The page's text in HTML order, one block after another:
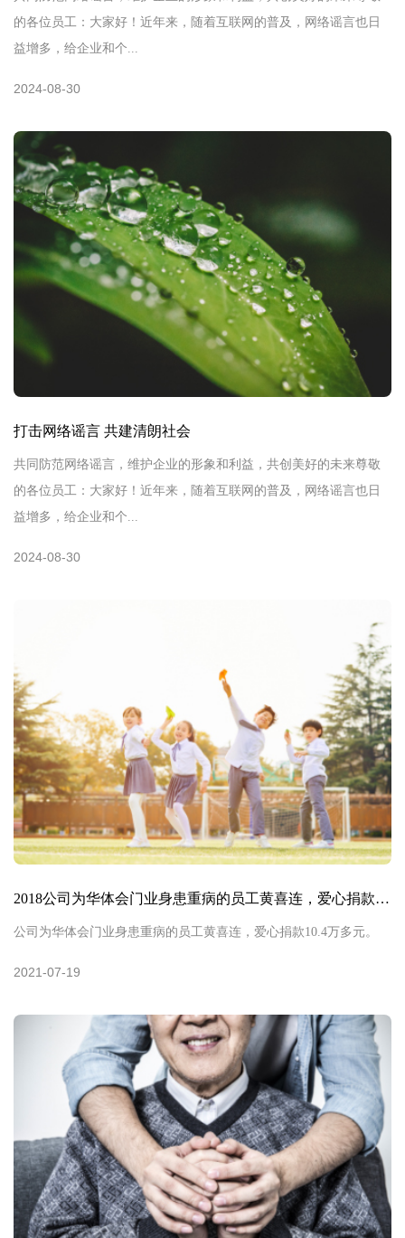
的各位员工：大家好！近年来，随着互联网的普及，网络谣言也日
益增多，给企业和个...
2024-08-30
打击网络谣言 共建清朗社会
共同防范网络谣言，维护企业的形象和利益，共创美好的未来尊敬
的各位员工：大家好！近年来，随着互联网的普及，网络谣言也日
益增多，给企业和个...
2024-08-30
2018公司为华体会门业身患重病的员工黄喜连，爱心捐款10.4
公司为华体会门业身患重病的员工黄喜连，爱心捐款10.4万多元。
2021-07-19